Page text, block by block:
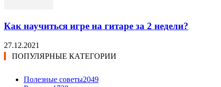
Как научиться игре на гитаре за 2 недели?
27.12.2021
ПОПУЛЯРНЫЕ КАТЕГОРИИ
Полезные советы2049